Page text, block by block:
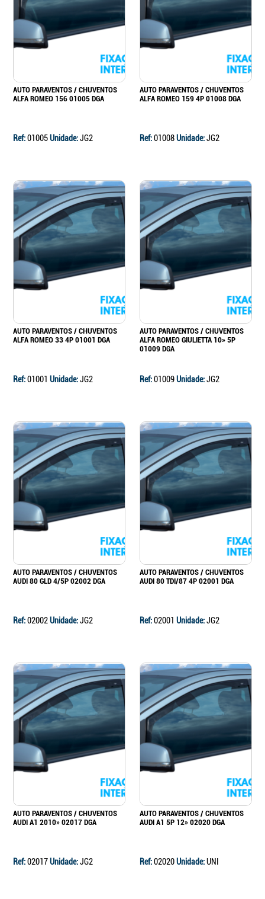
AUTO PARAVENTOS / CHUVENTOS
ALFA ROMEO 156 01005 DGA
Ref:01005Unidade:JG2
AUTO PARAVENTOS / CHUVENTOS
ALFA ROMEO 159 4P 01008 DGA
Ref:01008Unidade:JG2
AUTO PARAVENTOS / CHUVENTOS
ALFA ROMEO 33 4P 01001 DGA
Ref:01001 Unidade:JG2
AUTO PARAVENTOS / CHUVENTOS
ALFA ROMEO GIULIETTA 10» 5P
01009 DGA
Ref:01009Unidade:JG2
AUTO PARAVENTOS / CHUVENTOS
AUDI 80 GLD 4/5P 02002 DGA
Ref:02002Unidade:JG2
AUTO PARAVENTOS / CHUVENTOS
AUDI 80 TDI/87 4P 02001 DGA
Ref:02001 Unidade:JG2
AUTO PARAVENTOS / CHUVENTOS
AUDI A1 2010» 02017 DGA
Ref:02017Unidade:JG2
AUTO PARAVENTOS / CHUVENTOS
AUDI A1 5P 12» 02020 DGA
Ref:02020Unidade:UNI
Continuar a comprar
Ir para o carrinho